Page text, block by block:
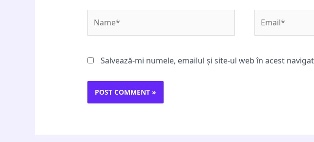
Salvează-mi numele, emailul și site-ul web în acest